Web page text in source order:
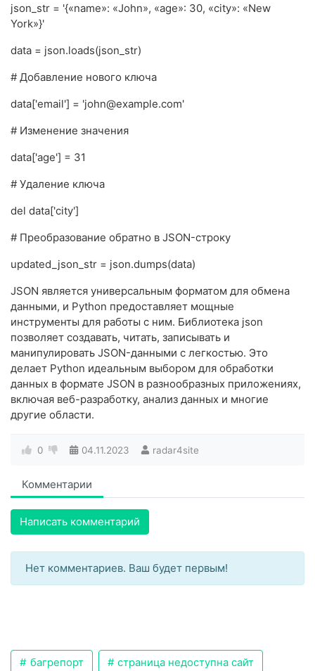
json_str = '{«name»: «John», «age»: 30, «city»: «New
York»}'
data = json.loads(json_str)
# Добавление нового ключа
data['email'] = 'john@example.com'
# Изменение значения
data['age'] = 31
# Удаление ключа
del data['city']
# Преобразование обратно в JSON-строку
updated_json_str = json.dumps(data)
JSON является универсальным форматом для обмена
данными, и Python предоставляет мощные
инструменты для работы с ним. Библиотека json
позволяет создавать, читать, записывать и
манипулировать JSON-данными с легкостью. Это
делает Python идеальным выбором для обработки
данных в формате JSON в разнообразных приложениях,
включая веб-разработку, анализ данных и многие
другие области.
0 04.11.2023 radar4site
Комментарии
Написать комментарий
Нет комментариев. Ваш будет первым!
багрепорт страница недоступна сайт